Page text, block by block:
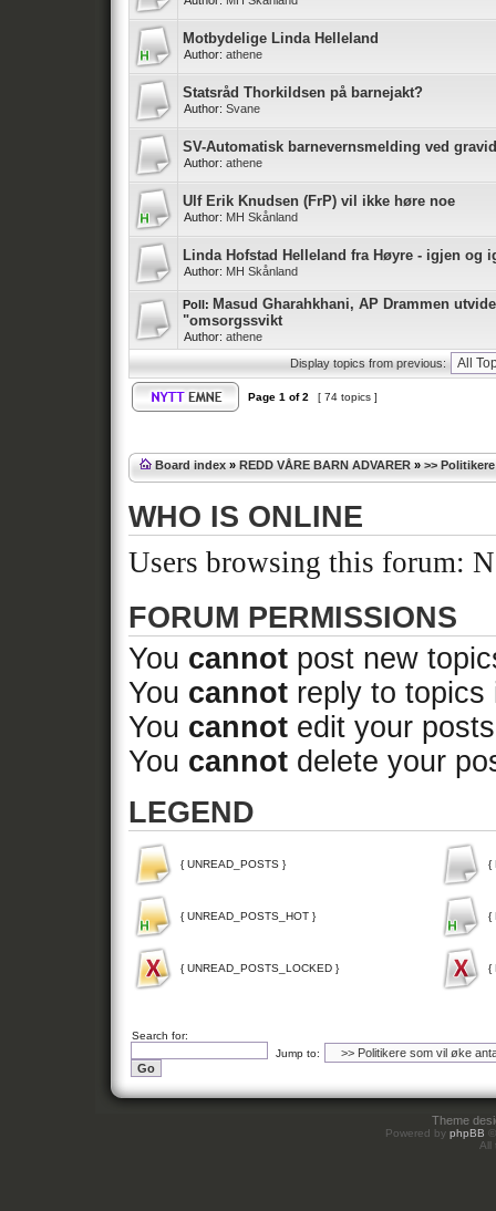
Motbydelige Linda Helleland
Author: athene
Statsråd Thorkildsen på barnejakt?
Author: Svane
SV-Automatisk barnevernsmelding ved
Author: athene
Ulf Erik Knudsen (FrP) vil ikke høre noe
Author: MH Skånland
Linda Hofstad Helleland fra Høyre - igjen og
Author: MH Skånland
Poll: Masud Gharahkhani, AP Drammen
"omsorgssvikt
Author: athene
Display topics from previous:
Page 1 of2 [ 74 topics ]
Board index » REDD VÅRE BARN ADVARER » >>
WHO IS ONLINE
Users browsing this forum:
FORUM PERMISSIONS
You cannot post new
You cannot reply to topics
You cannot edit your
You cannot delete your
LEGEND
{ UNREAD_POSTS } {
{ UNREAD_POSTS_HOT } {
{ UNREAD_POSTS_LOCKED } {
Search for:
Jump to:
Theme
Powered by phpBB
All